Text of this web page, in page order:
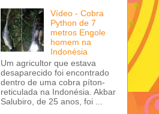
Vídeo - Cobra
Python de 7
metros Engole
homem na
Indonésia
Um agricultor que estava
desaparecido foi encontrado
dentro de uma cobra píton-
reticulada na Indonésia. Akbar
Salubiro, de 25 anos, foi ...